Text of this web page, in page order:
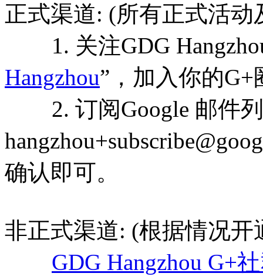
正式渠道: (所有正式活
1. 关注GDG
Hangzhou”，加入你的G+
2. 订阅Google 邮件列
确认即可。
非正式渠道: (根据情况开
GDG Hangzhou G+